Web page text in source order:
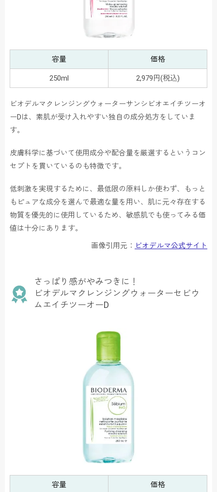
容量 価格
250ml 2,979円(税込)
ビオデルマクレンジングウォーターサンシビオエイチツーオ
ーDは、素肌が受け入れやすい独自の成分処方をしていま
す。
皮膚科学に基づいて使用成分や配合量を厳選するというコン
セプトを貫いているのも特徴です。
低刺激を実現するために、最低限の原料しか使わず、もっと
もピュアな成分を選んで最適な量を用い、肌に元々存在する
物質を優先的に使用しているため、敏感肌でも使ってみる価
値は十分にあります。
画像引用元： ビオデルマ公式サイト
さっぱり感がやみつきに！
ビオデルマクレンジングウォーターセビウ
ムエイチツーオーD
容量 価格